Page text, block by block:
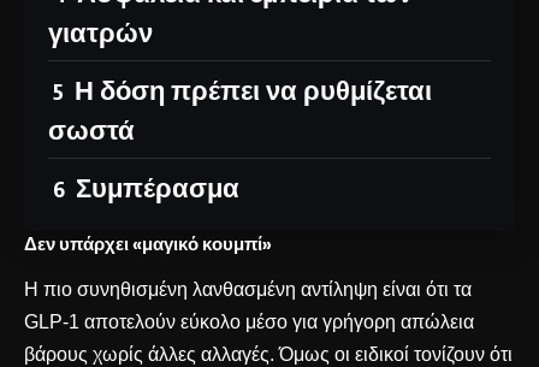
γιατρών
Η δόση πρέπει να ρυθμίζεται
σωστά
Συμπέρασμα
Δεν υπάρχει «μαγικό κουμπί»
Η πιο συνηθισμένη λανθασμένη αντίληψη είναι ότι τα
GLP-1 αποτελούν εύκολο μέσο για γρήγορη απώλεια
βάρους χωρίς άλλες αλλαγές. Όμως οι ειδικοί τονίζουν ότι